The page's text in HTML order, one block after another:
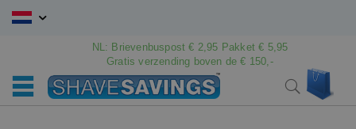
Ga
NL: Brievenbuspost € 2,95 Pakket € 5,95
Gratis verzending boven de € 150,-
Search